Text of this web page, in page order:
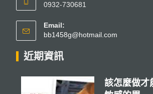
0932-730681
Email:
bb1458g@hotmail.com
近期資訊
該怎麼做才